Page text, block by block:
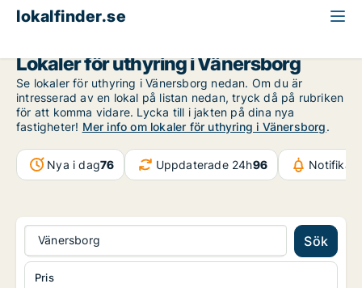
lokalfinder.se
Lokaler för uthyring i Vänersborg
Se lokaler för uthyring i Vänersborg nedan. Om du är
intresserad av en lokal på listan nedan, tryck då på rubriken
för att komma vidare. Lycka till i jakten på dina nya
fastigheter! Mer info om lokaler för uthyring i Vänersborg.
Nya i dag76 Uppdaterade 24h96
Vänersborg Sök
Pris